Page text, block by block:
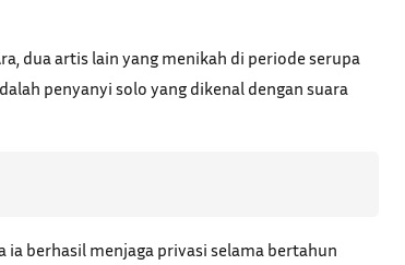
dua artis lain yang menikah di periode serupa
penyanyi solo yang dikenal dengan suara
berhasil menjaga privasi selama bertahun